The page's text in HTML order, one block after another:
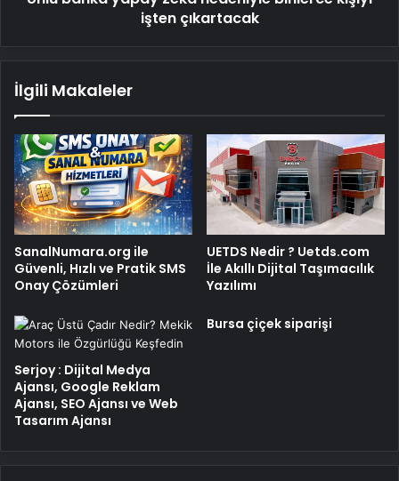
işten çıkartacak
İlgili Makaleler
SanalNumara.org ile
Güvenli, Hızlı ve Pratik SMS
Onay Çözümleri
UETDS Nedir ? Uetds.com
İle Akıllı Dijital Taşımacılık
Yazılımı
Serjoy : Dijital Medya
Ajansı, Google Reklam
Ajansı, SEO Ajansı ve Web
Tasarım Ajansı
Bursa çiçek siparişi